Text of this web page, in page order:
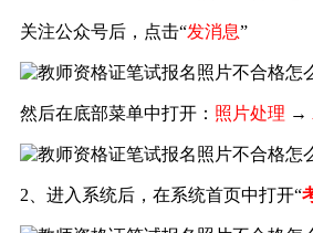
关注公众号后，点击“发消息”
然后在底部菜单中打开： 照片处理 →
2、进入系统后，在系统首页中打开“